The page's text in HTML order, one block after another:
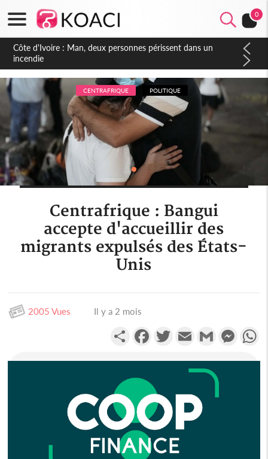
0
Côte d'Ivoire : Séileu, la célébration de la fête nationale
transformée en vaste campagne contre les produits
dépigmentants dangereux
CENTRAFRIQUE POLITIQUE
Centrafrique : Bangui
accepte d'accueillir des
migrants expulsés des États-
Unis
2005 Vues Il y a 2 mois
PartagerFacebookTwitterEmail Gmail